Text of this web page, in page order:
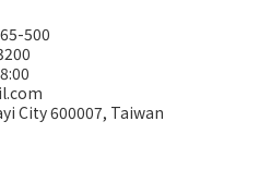
500
City 600007, Taiwan